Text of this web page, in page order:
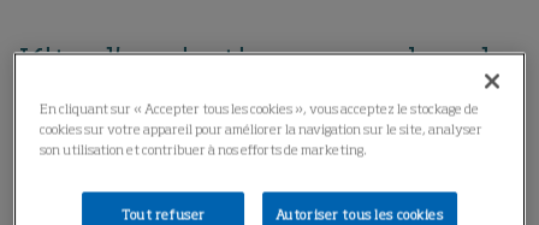
Kits d'aspiration pour plan de
travail
En cliquant sur « Accepter tous les cookies », vous acceptez le stockage de
cookies sur votre appareil pour améliorer la navigation sur le site, analyser
son utilisation et contribuer à nos efforts de marketing.
Tout refuser Autoriser tous les cookies